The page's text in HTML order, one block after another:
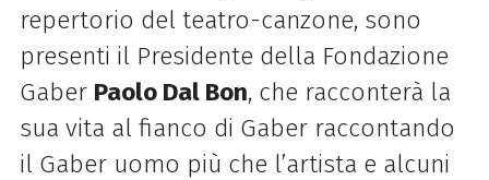
repertorio del teatro-canzone, sono
presenti il Presidente della Fondazione
Gaber Paolo Dal Bon, che racconterà la
sua vita al fianco di Gaber raccontando
il Gaber uomo più che l’artista e alcuni